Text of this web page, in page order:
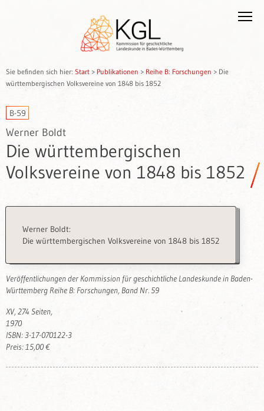
Sie befinden sich hier: Start > Publikationen > Reihe B: Forschungen > Die
württembergischen Volksvereine von 1848 bis 1852
B-59
Werner Boldt
Die württembergischen
Volksvereine von 1848 bis 1852
Werner Boldt:
Die württembergischen Volksvereine von 1848 bis 1852
Veröffentlichungen der Kommission für geschichtliche Landeskunde in Baden-
Württemberg Reihe B: Forschungen, Band Nr. 59
XV, 274 Seiten,
1970
ISBN: 3-17-070122-3
Preis: 15,00 €